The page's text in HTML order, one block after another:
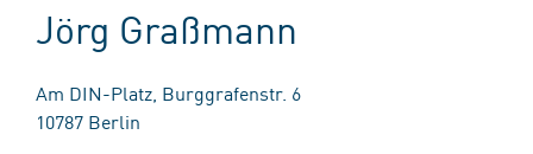
Jörg Graßmann
Am DIN-Platz, Burggrafenstr. 6
10787 Berlin